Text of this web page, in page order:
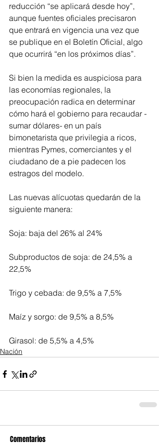
reducción “se aplicará desde hoy”,
aunque fuentes oficiales precisaron
que entrará en vigencia una vez que
se publique en el Boletín Oficial, algo
que ocurrirá “en los próximos días”.
Si bien la medida es auspiciosa para
las economías regionales, la
preocupación radica en determinar
cómo hará el gobierno para recaudar -
sumar dólares- en un país
bimonetarista que privilegia a ricos,
mientras Pymes, comerciantes y el
ciudadano de a pie padecen los
estragos del modelo.
Las nuevas alícuotas quedarán de la
siguiente manera:
Soja: baja del 26% al 24%
Subproductos de soja: de 24,5% a
22,5%
Trigo y cebada: de 9,5% a 7,5%
Maíz y sorgo: de 9,5% a 8,5%
Girasol: de 5,5% a 4,5%
Nación
Comentarios